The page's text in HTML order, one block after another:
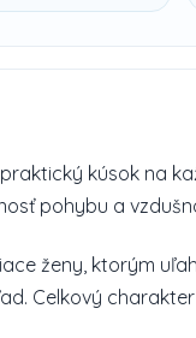
kúsok na
pohybu a
ženy, ktorým
Celkový